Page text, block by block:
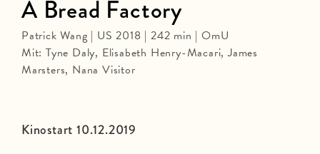
Kinostart 10.12.2019
A Bread Factory
Patrick Wang | US 2018 | 242 min | OmU
Mit: Tyne Daly, Elisabeth Henry-Macari, James
Marsters, Nana Visitor